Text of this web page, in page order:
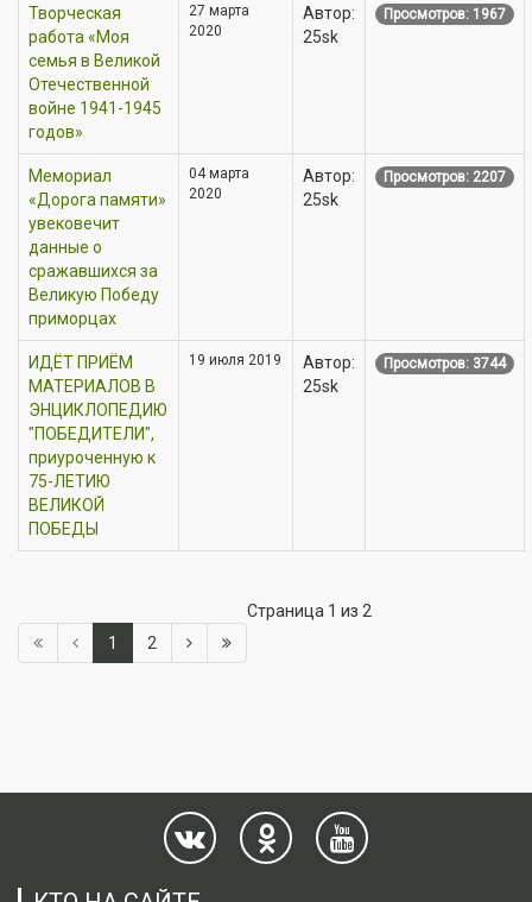
Творческая
работа «Моя
семья в Великой
Отечественной
войне 1941-1945
годов»
27 марта
2020
Автор:
25sk
Просмотров: 1967
Мемориал
«Дорога памяти»
увековечит
данные о
сражавшихся за
Великую Победу
приморцах
04 марта
2020
Автор:
25sk
Просмотров: 2207
ИДЁТ ПРИЁМ
МАТЕРИАЛОВ В
ЭНЦИКЛОПЕДИЮ
"ПОБЕДИТЕЛИ",
приуроченную к
75-ЛЕТИЮ
ВЕЛИКОЙ
ПОБЕДЫ
19 июля 2019
Автор:
25sk
Просмотров: 3744
Страница 1 из 2
1
2